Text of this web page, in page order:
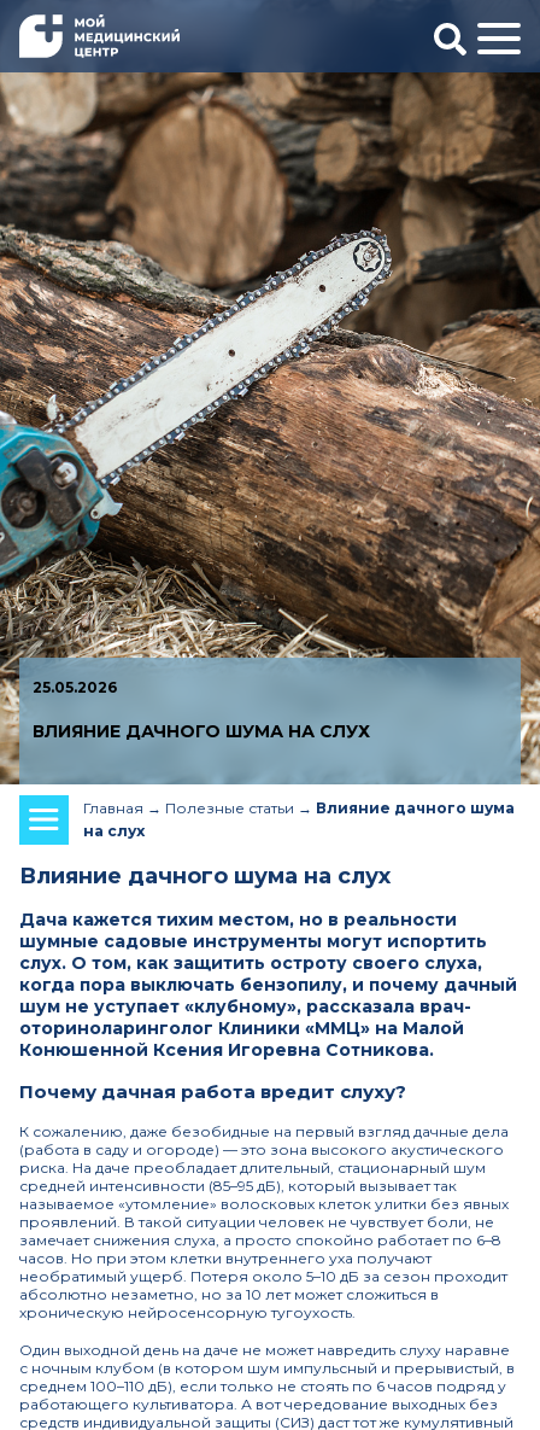
25.05.2026
ВЛИЯНИЕ ДАЧНОГО ШУМА НА СЛУХ
Главная Полезные статьи
Влияние дачного шума
на слух
Влияние дачного шума на слух
Дача кажется тихим местом, но в реальности
шумные садовые инструменты могут испортить
слух. О том, как защитить остроту своего слуха,
когда пора выключать бензопилу, и почему дачный
шум не уступает «клубному», рассказала врач-
оториноларинголог Клиники «ММЦ» на Малой
Конюшенной Ксения Игоревна Сотникова.
Почему дачная работа вредит слуху?
К сожалению, даже безобидные на первый взгляд дачные дела
(работа в саду и огороде) — это зона высокого акустического
риска. На даче преобладает длительный, стационарный шум
средней интенсивности (85–95 дБ), который вызывает так
называемое «утомление» волосковых клеток улитки без явных
проявлений. В такой ситуации человек не чувствует боли, не
замечает снижения слуха, а просто спокойно работает по 6–8
часов. Но при этом клетки внутреннего уха получают
необратимый ущерб. Потеря около 5–10 дБ за сезон проходит
абсолютно незаметно, но за 10 лет может сложиться в
хроническую нейросенсорную тугоухость.
Один выходной день на даче не может навредить слуху наравне
с ночным клубом (в котором шум импульсный и прерывистый, в
среднем 100–110 дБ), если только не стоять по 6 часов подряд у
работающего культиватора. А вот чередование выходных без
средств индивидуальной защиты (СИЗ) даст тот же кумулятивный